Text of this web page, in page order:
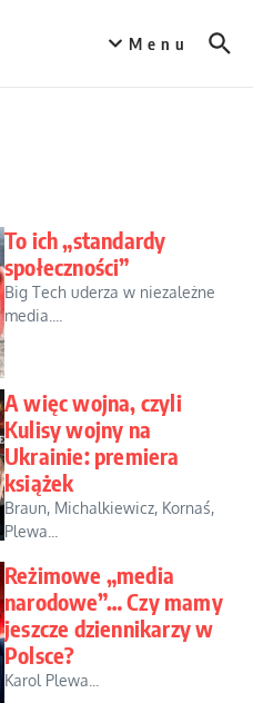
Menu
To ich „standardy
społeczności”
Big Tech uderza w niezależne
media....
A więc wojna, czyli
Kulisy wojny na
Ukrainie: premiera
książek
Braun, Michalkiewicz, Kornaś,
Plewa...
Reżimowe „media
narodowe”… Czy mamy
jeszcze dziennikarzy w
Polsce?
Karol Plewa...